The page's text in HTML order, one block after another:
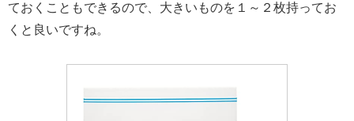
ておくこともできるので、大きいものを１～２枚持ってお
くと良いですね。